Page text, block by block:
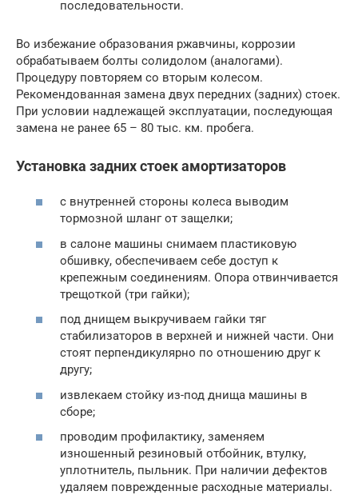
последовательности.
Во избежание образования ржавчины, коррозии
обрабатываем болты солидолом (аналогами).
Процедуру повторяем со вторым колесом.
Рекомендованная замена двух передних (задних) стоек.
При условии надлежащей эксплуатации, последующая
замена не ранее 65 – 80 тыс. км. пробега.
Установка задних стоек амортизаторов
с внутренней стороны колеса выводим
тормозной шланг от защелки;
в салоне машины снимаем пластиковую
обшивку, обеспечиваем себе доступ к
крепежным соединениям. Опора отвинчивается
трещоткой (три гайки);
под днищем выкручиваем гайки тяг
стабилизаторов в верхней и нижней части. Они
стоят перпендикулярно по отношению друг к
другу;
извлекаем стойку из-под днища машины в
сборе;
проводим профилактику, заменяем
изношенный резиновый отбойник, втулку,
уплотнитель, пыльник. При наличии дефектов
удаляем поврежденные расходные материалы.